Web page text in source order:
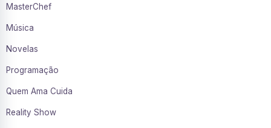
MasterChef
Música
Novelas
Programação
Quem Ama Cuida
Reality Show